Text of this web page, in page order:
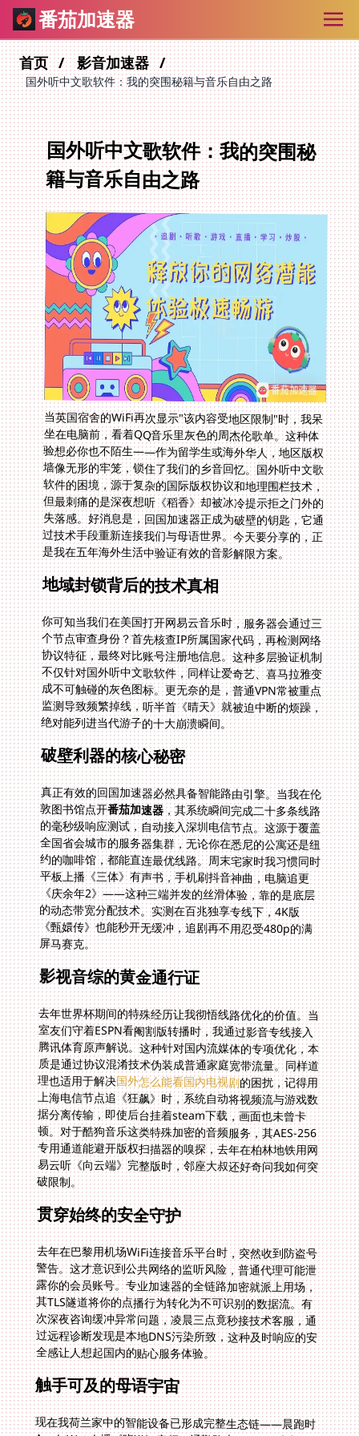
番茄加速器
首页 影音加速器
国外听中文歌软件：我的突围秘籍与音乐自由之路
国外听中文歌软件：我的突围秘
籍与音乐自由之路
当英国宿舍的WiFi再次显示"该内容受地区限制"时，我呆
坐在电脑前，看着QQ音乐里灰色的周杰伦歌单。这种体
验想必你也不陌生——作为留学生或海外华人，地区版权
墙像无形的牢笼，锁住了我们的乡音回忆。国外听中文歌
软件的困境，源于复杂的国际版权协议和地理围栏技术，
但最刺痛的是深夜想听《稻香》却被冰冷提示拒之门外的
失落感。好消息是，回国加速器正成为破壁的钥匙，它通
过技术手段重新连接我们与母语世界。今天要分享的，正
是我在五年海外生活中验证有效的音影解限方案。
地域封锁背后的技术真相
你可知当我们在美国打开网易云音乐时，服务器会通过三
个节点审查身份？首先核查IP所属国家代码，再检测网络
协议特征，最终对比账号注册地信息。这种多层验证机制
不仅针对国外听中文歌软件，同样让爱奇艺、喜马拉雅变
成不可触碰的灰色图标。更无奈的是，普通VPN常被重点
监测导致频繁掉线，听半首《晴天》就被迫中断的烦躁，
绝对能列进当代游子的十大崩溃瞬间。
破壁利器的核心秘密
真正有效的回国加速器必然具备智能路由引擎。当我在伦
敦图书馆点开番茄加速器，其系统瞬间完成二十多条线路
的毫秒级响应测试，自动接入深圳电信节点。这源于覆盖
全国省会城市的服务器集群，无论你在悉尼的公寓还是纽
约的咖啡馆，都能直连最优线路。周末宅家时我习惯同时
平板上播《三体》有声书，手机刷抖音神曲，电脑追更
《庆余年2》——这种三端并发的丝滑体验，靠的是底层
的动态带宽分配技术。实测在百兆独享专线下，4K版
《甄嬛传》也能秒开无缓冲，追剧再不用忍受480p的满
屏马赛克。
影视音综的黄金通行证
去年世界杯期间的特殊经历让我彻悟线路优化的价值。当
室友们守着ESPN看阉割版转播时，我通过影音专线接入
腾讯体育原声解说。这种针对国内流媒体的专项优化，本
质是通过协议混淆技术伪装成普通家庭宽带流量。同样道
理也适用于解决国外怎么能看国内电视剧的困扰，记得用
上海电信节点追《狂飙》时，系统自动将视频流与游戏数
据分离传输，即使后台挂着steam下载，画面也未曾卡
顿。对于酷狗音乐这类特殊加密的音频服务，其AES-256
专用通道能避开版权扫描器的嗅探，去年在柏林地铁用网
易云听《向云端》完整版时，邻座大叔还好奇问我如何突
破限制。
贯穿始终的安全守护
去年在巴黎用机场WiFi连接音乐平台时，突然收到防盗号
警告。这才意识到公共网络的监听风险，普通代理可能泄
露你的会员账号。专业加速器的全链路加密就派上用场，
其TLS隧道将你的点播行为转化为不可识别的数据流。有
次深夜咨询缓冲异常问题，凌晨三点竟秒接技术客服，通
过远程诊断发现是本地DNS污染所致，这种及时响应的安
全感让人想起国内的贴心服务体验。
触手可及的母语宇宙
现在我荷兰家中的智能设备已形成完整生态链——晨跑时
AppleWatch播《晓说》音频，通勤路上Android车机同
步收藏歌单，回家后Windows主机追更《歌手》竞演直